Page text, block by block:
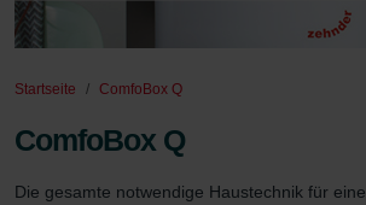
Startseite ComfoBox Q
ComfoBox Q
Die gesamte notwendige Haustechnik für eine